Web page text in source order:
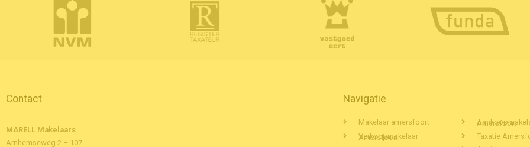
Contact
MARÈLL Makelaars
Arnhemseweg 2 – 107
Navigatie
Makelaar amersfoort
Aankoopmakelaar Amersfoort
Verkoopmakelaar Amersfoort
Taxatie